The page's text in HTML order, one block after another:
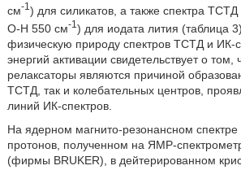
см-1 ) для силикатов, а также спектра
O-Н 550 см-1 ) для иодата лития (таблица
физическую природу спектров ТСТД и ИК-
энергий активации свидетельствует о том,
релаксаторы являются причиной
ТСТД, так и колебательных центров,
линий ИК-спектров.
На ядерном магнито-резонансном
протонов, полученном на ЯМР-
(фирмы BRUKER), в дейтерированном